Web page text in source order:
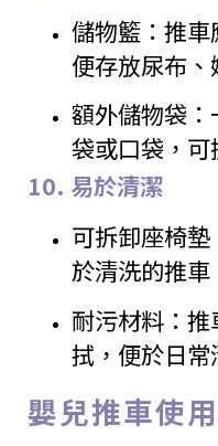
儲物籃：推
便存放尿布、
額外儲物袋
袋或口袋，可
10. 易於清潔
可拆卸座椅
於清洗的推車
耐污材料：
拭，便於日常
嬰兒推車使